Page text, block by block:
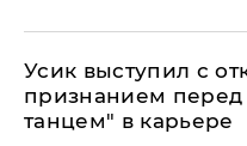
Усик выступил с
признанием
танцем" в карьере